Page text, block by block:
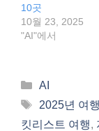
10곳
10월 23, 2025
"AI"에서
Categories
AI
Tags
2025년 여
킷리스트 여행,